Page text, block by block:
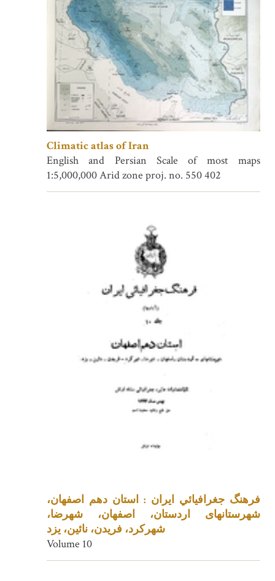
Climatic atlas of Iran
English and Persian Scale of most maps
1:5,000,000 Arid zone proj. no. 550 402
فرهنگ جغرافيائي ايران : استان دهم اصفهان،
شهرستانهای اردستان، اصفهان، شهرضا،
شهرکرد، فریدن، نائین، یزد
Volume 10